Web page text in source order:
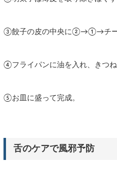
③餃子の皮の中央に②→①→チー
④フライパンに油を入れ、きつね
⑤お皿に盛って完成。
舌のケアで風邪予防